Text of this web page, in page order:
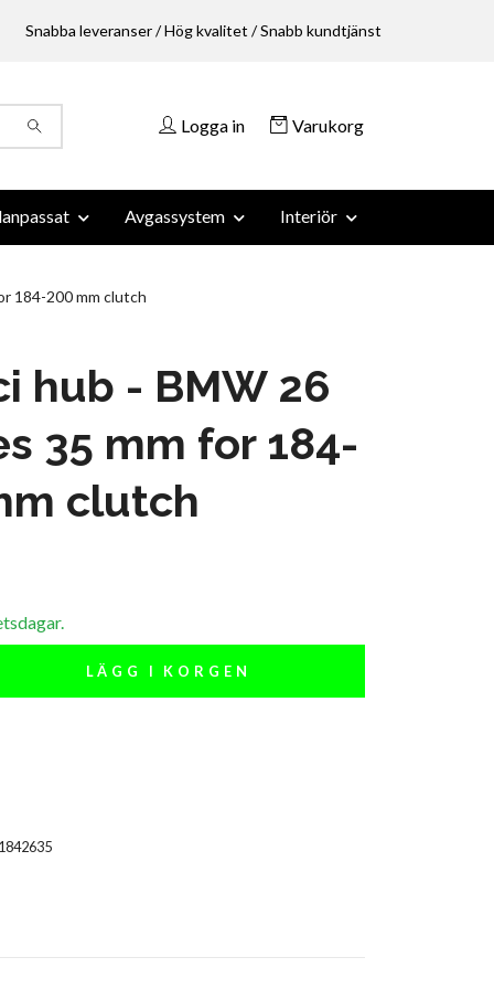
Snabba leveranser / Hög kvalitet / Snabb kundtjänst
Logga in Varukorg
Avgassystem Interiör
184-200 mm clutch
hub - BMW 26
35 mm for 184-
clutch
LÄGG I KORGEN